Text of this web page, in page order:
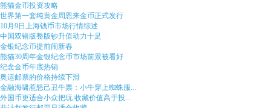
熊猫金币投资攻略
世界第一套纯黄金周恩来金币正式发行
10月9日上海钱币市场行情综述
中国双错版整版钞升值动力十足
金银纪念币提前闹新春
熊猫30周年金银纪念币市场前景被看好
纪念金币年底热销
奥运邮票的价格持续下滑
金融海啸惹怒己丑牛票：小牛穿上蜘蛛服...
外国币更适合小众把玩 收藏价值高于投...